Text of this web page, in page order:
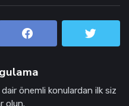
önemli konulardan ilk siz
olun.